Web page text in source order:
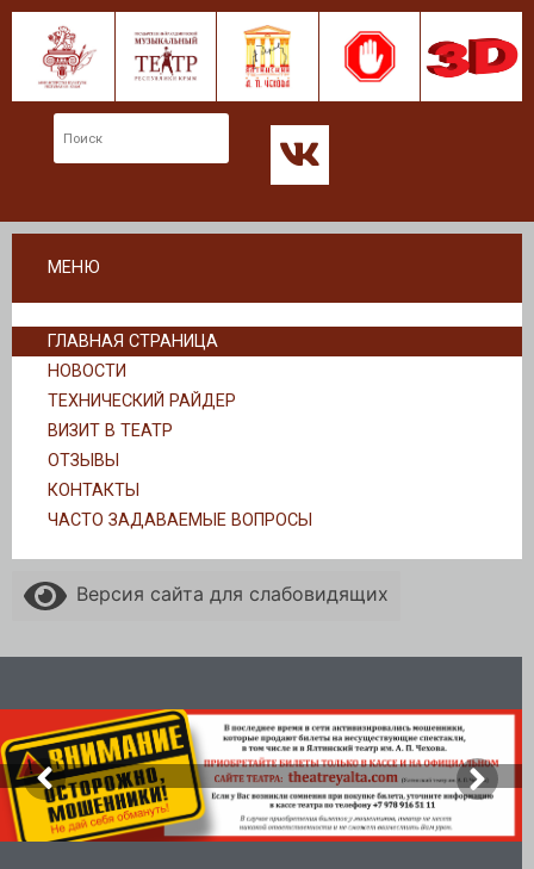
МЕНЮ
ГЛАВНАЯ СТРАНИЦА
НОВОСТИ
ТЕХНИЧЕСКИЙ РАЙДЕР
ВИЗИТ В ТЕАТР
ОТЗЫВЫ
КОНТАКТЫ
ЧАСТО ЗАДАВАЕМЫЕ ВОПРОСЫ
Версия сайта для слабовидящих